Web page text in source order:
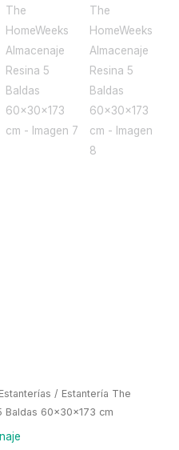
Estanterías / Estantería The
Baldas 60x30x173 cm